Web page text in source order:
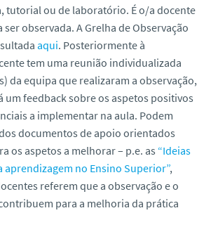
tutorial ou de laboratório. É o/a docente
ser observada. A Grelha de Observação
aqui. Posteriormente à
tem uma reunião individualizada
da equipa que realizaram a observação,
um feedback sobre os aspetos positivos
a implementar na aula. Podem
documentos de apoio orientados
os aspetos a melhorar – p.e. as “Ideias
aprendizagem no Ensino Superior”,
referem que a observação e o
para a melhoria da prática